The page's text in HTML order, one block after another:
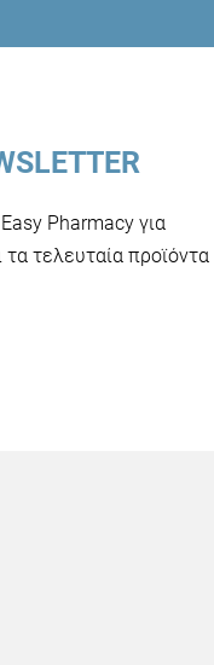
Pharmacy για
τελευταία προϊόντα